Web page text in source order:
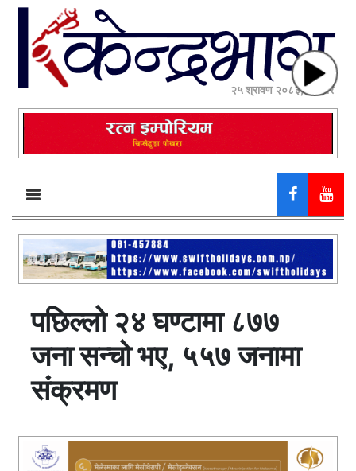
२५ श्रावण २०८३, सोमबार
पछिल्लो २४ घण्टामा ८७७
जना सन्चो भए, ५५७ जनामा
संक्रमण